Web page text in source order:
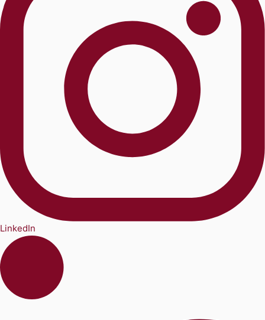
LinkedIn